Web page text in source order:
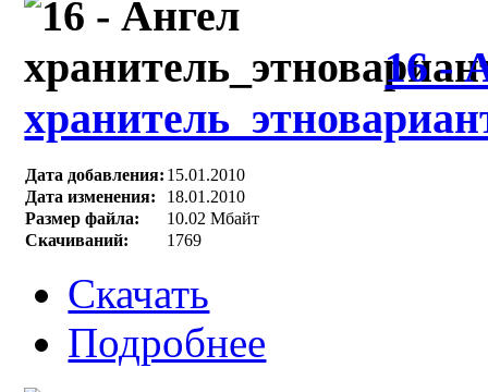
16 -
Дата добавления: 15.01.2010
Дата изменения:
18.01.2010
Размер файла:
10.02 Мбайт
Скачиваний:
1769
Скачать
Подробнее